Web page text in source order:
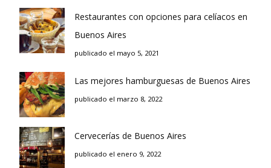
Restaurantes con opciones para celíacos en
Buenos Aires
publicado el mayo 5, 2021
Las mejores hamburguesas de Buenos Aires
publicado el marzo 8, 2022
Cervecerías de Buenos Aires
publicado el enero 9, 2022